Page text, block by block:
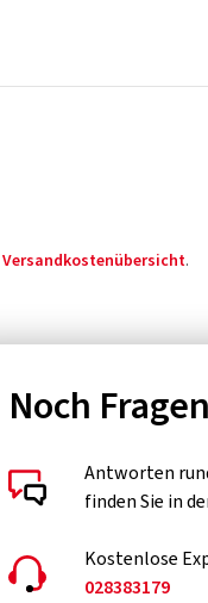
Versandkostenübersicht.
Noch
Antworten
finden Sie in
Kostenlose
028383179